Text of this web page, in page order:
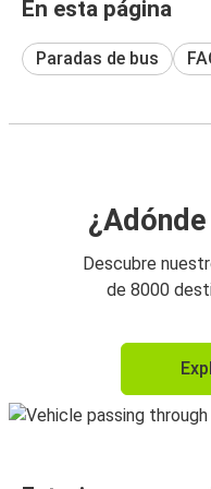
En esta página
Paradas de bus
Descubre
de 8000